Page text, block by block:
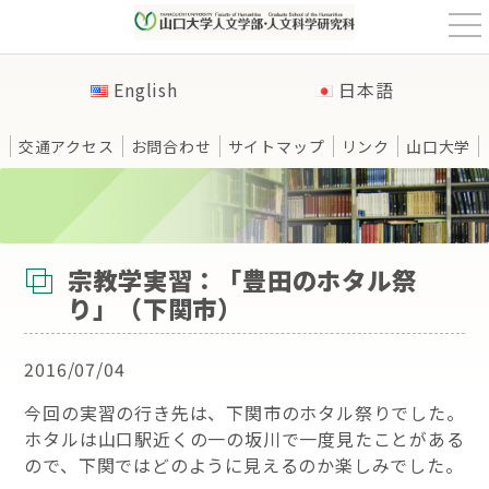
t
o
g
v
i
g
a
t
i
English 日本語
交通アクセス お問合わせ サイトマップ リンク 山口大学
>未分類 宗教学実習：「豊田のホタル祭り」（下関市）
宗教学実習：「豊田のホタル祭
り」（下関市）
2016/07/04
今回の実習の行き先は、下関市のホタル祭りでした。
ホタルは山口駅近くの一の坂川で一度見たことがある
ので、下関ではどのように見えるのか楽しみでした。